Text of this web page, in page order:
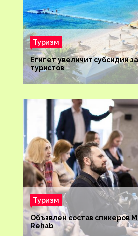
Туризм
Египет увеличит субсидии
туристов
Туризм
Объявлен состав спикеров
Rehab